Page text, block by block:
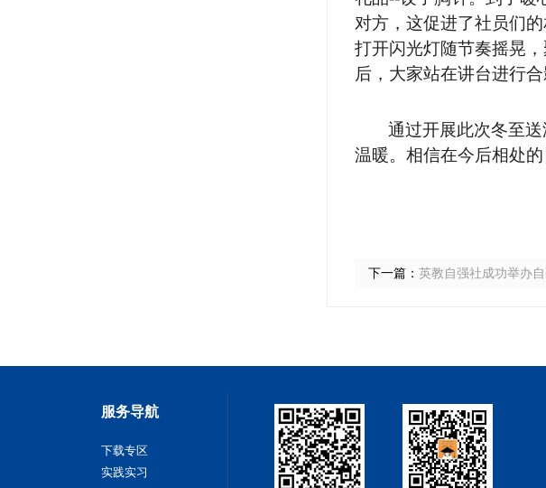
对方，这促进了社员们
打开闪光灯随节奏摇晃
后，大家站在讲台进行合
通过开展此次冬至
温暖。相信在今后相处
下一篇： 英教自强社成功举办
服务导航
下载专区
实践实习